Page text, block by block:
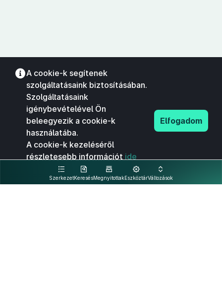
SzerkezetKeresésMegnyitottakEszköztárVáltozások
A cookie-k segítenek
szolgáltatásaink biztosításában.
Szolgáltatásaink
igénybevételével Ön
beleegyezik a cookie-k
használatába.
A cookie-k kezeléséről
részletesebb információt ide
kattintva olvashat.
Elfogadom